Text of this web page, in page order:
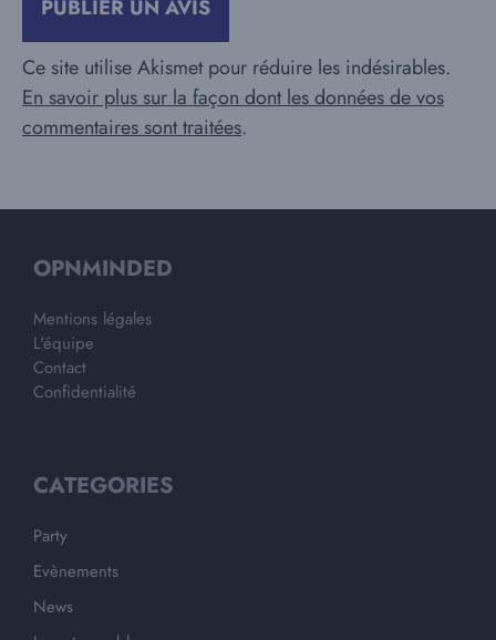
Ce site utilise Akismet pour réduire les indésirables.
En savoir plus sur la façon dont les données de vos
commentaires sont traitées.
OPNMINDED
Mentions légales
L'équipe
Contact
Confidentialité
CATEGORIES
Party
Evènements
News